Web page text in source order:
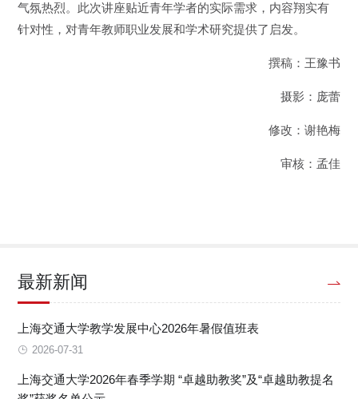
气氛热烈。此次讲座贴近青年学者的实际需求，内容翔实有
针对性，对青年教师职业发展和学术研究提供了启发。
撰稿：王豫书
摄影：庞蕾
修改：谢艳梅
审核：孟佳
最新新闻
上海交通大学教学发展中心2026年暑假值班表
2026-07-31
上海交通大学2026年春季学期 “卓越助教奖”及“卓越助教提名